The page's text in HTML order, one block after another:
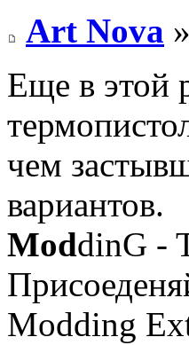
Art Nova
Еще в этой
чем
вариантов.
ModdinG -
Modding